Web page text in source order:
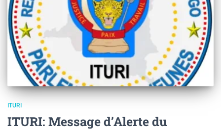
ITURI
ITURI: Message d’Alerte du